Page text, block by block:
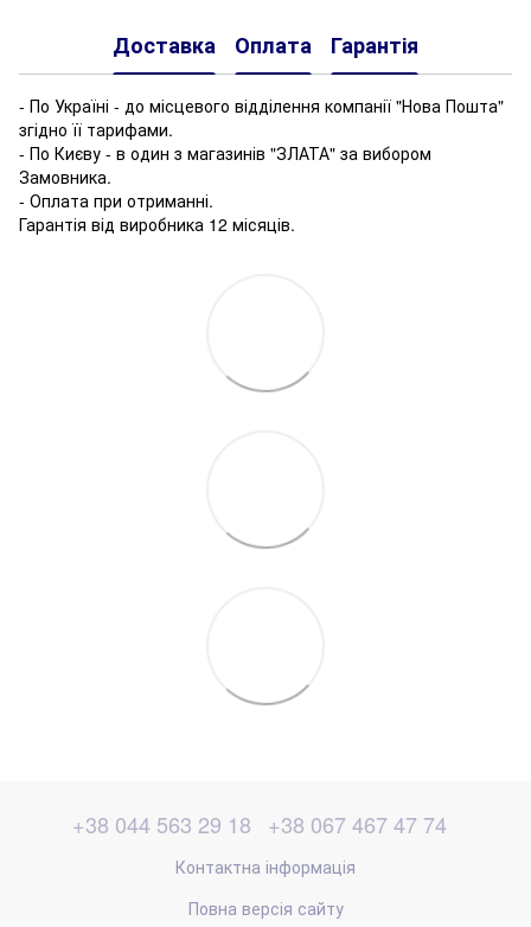
Доставка Оплата Гарантія
- По Україні - до місцевого відділення компанії "Нова Пошта"
згідно її тарифами.
- По Києву - в один з магазинів "ЗЛАТА" за вибором
Замовника.
- Оплата при отриманні.
Гарантія від виробника 12 місяців.
+38 044 563 29 18 +38 067 467 47 74
Контактна інформація
Повна версія сайту